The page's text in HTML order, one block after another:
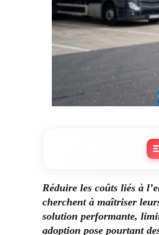
Réduire les coûts liés à
cherchent à maîtriser
solution performante,
adoption pose pourtant